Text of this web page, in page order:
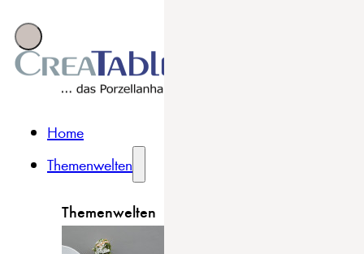
Home
Themenwelten
Themenwelten